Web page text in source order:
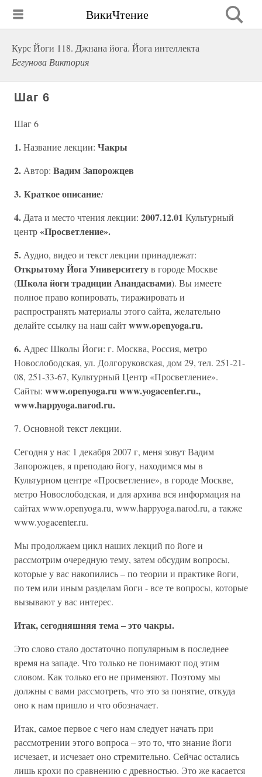
ВикиЧтение
Курс Йоги 118. Джнана йога. Йога интеллекта
Бегунова Виктория
Шаг 6
Шаг 6
1.Название лекции: Чакры
2. Автор: Вадим Запорожцев
3. Краткое описание:
4. Дата и место чтения лекции: 2007.12.01 Культурный
центр«Просветление».
5. Аудио, видео и текст лекции принадлежат:
Открытому Йога Университетув городе Москве
(Школа йоги традиции Анандасвами). Вы имеете
полное право копировать, тиражировать и
распространять материалы этого сайта, желательно
делайте ссылку на наш сайтwww.openyoga.ru.
6. Адрес Школы Йоги: г. Москва, Россия, метро
Новослободская, ул. Долгоруковская, дом 29, тел. 251-21-
08, 251-33-67, Культурный Центр «Просветление».
Сайты: www.openyoga.ru www.yogacenter.ru.,
www.happyoga.narod.ru.
7. Основной текст лекции.
Cегодня у нас 1 декабря 2007 г, меня зовут Вадим
Запорожцев, я преподаю йогу, находимся мы в
Культурном центре «Просветление», в городе Москве,
метро Новослободская, и для архива вся информация на
сайтах www.openyoga.ru, www.happyoga.narod.ru, а также
www.yogacenter.ru.
Мы продолжаем цикл наших лекций по йоге и
рассмотрим очередную тему, затем обсудим вопросы,
которые у вас накопились – по теории и практике йоги,
по тем или иным разделам йоги - все те вопросы, которые
вызывают у вас интерес.
Итак, сегодняшняя тема – это чакры.
Это слово стало достаточно популярным в последнее
время на западе. Что только не понимают под этим
словом. Как только его не применяют. Поэтому мы
должны с вами рассмотреть, что это за понятие, откуда
оно к нам пришло и что обозначает.
Итак, самое первое с чего нам следует начать при
рассмотрении этого вопроса – это то, что знание йоги
исчезает, и исчезает оно стремительно. Сейчас остались
лишь крохи по сравнению с древностью. Это же касается